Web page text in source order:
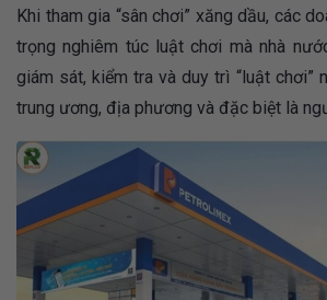
Khi tham gia “sân chơi” xăng dầu, các
trọng nghiêm túc luật chơi mà nhà
giám sát, kiểm tra và duy trì “luật chơi”
trung ương, địa phương và đặc biệt là